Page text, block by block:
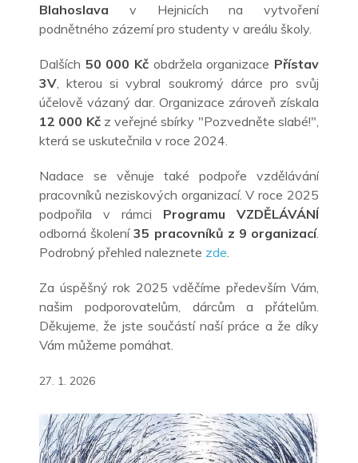
Blahoslava v
Hejnicích na vytvoření
podnětného zázemí pro studenty v areálu školy.
Dalších 50 000 Kč obdržela organizace Přístav
3V , kterou si vybral soukromý dárce pro svůj
účelově vázaný dar. Organizace zároveň získala
12 000 Kčz veřejné sbírky "Pozvedněte slabé!",
která se uskutečnila v roce 2024.
Nadace se věnuje také podpoře vzdělávání
pracovníků neziskových organizací. V roce 2025
podpořila v rámci Programu VZDĚLÁVÁNÍ
odborná školení35 pracovníků z 9 organizací.
Podrobný přehled naleznete zde
Za úspěšný rok 2025 vděčíme především Vám,
našim podporovatelům, dárcům a přátelům.
Děkujeme, že jste součástí naší práce a že díky
Vám můžeme pomáhat.
27. 1. 2026